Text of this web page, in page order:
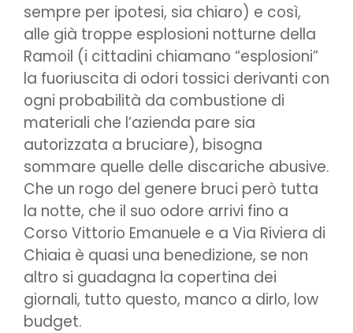
sempre per ipotesi, sia chiaro) e così,
alle già troppe esplosioni notturne della
Ramoil (i cittadini chiamano “esplosioni”
la fuoriuscita di odori tossici derivanti con
ogni probabilità da combustione di
materiali che l’azienda pare sia
autorizzata a bruciare), bisogna
sommare quelle delle discariche abusive.
Che un rogo del genere bruci però tutta
la notte, che il suo odore arrivi fino a
Corso Vittorio Emanuele e a Via Riviera di
Chiaia è quasi una benedizione, se non
altro si guadagna la copertina dei
giornali, tutto questo, manco a dirlo, low
budget.